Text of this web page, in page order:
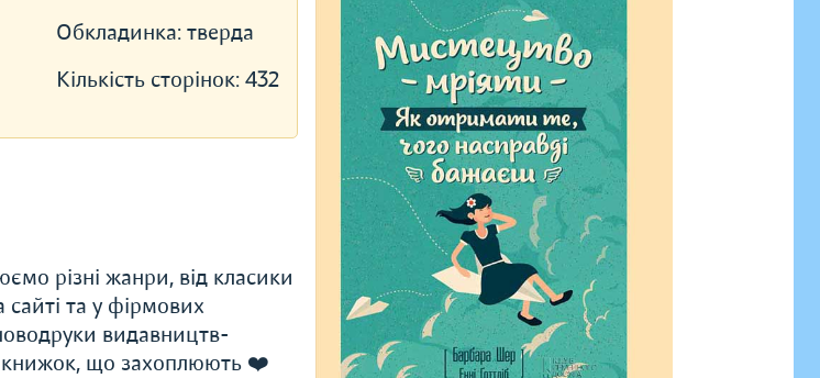
Обкладинка: тверда
Кількість сторінок: 432
різні жанри, від класики
сайті та у фірмових
видавництв-
книжок, що захоплюють ❤️